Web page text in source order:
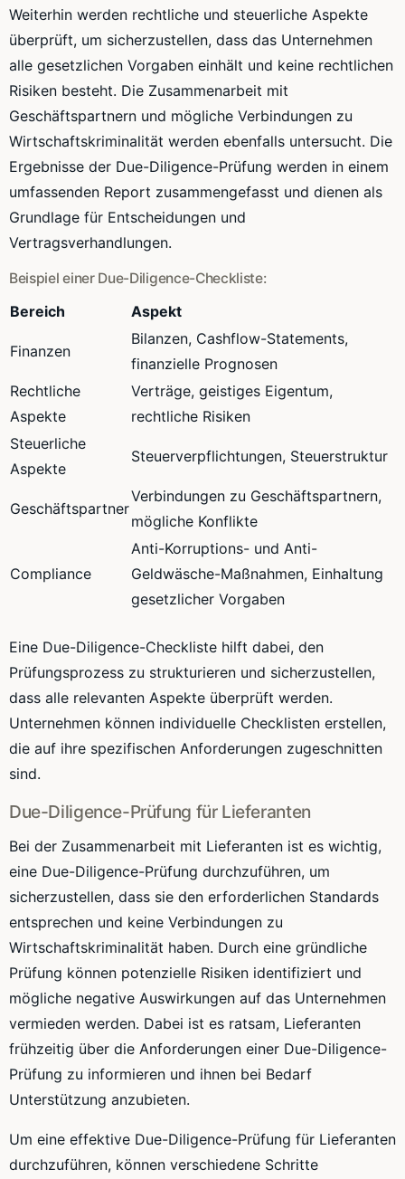
Weiterhin werden rechtliche und steuerliche Aspekte
überprüft, um sicherzustellen, dass das Unternehmen
alle gesetzlichen Vorgaben einhält und keine rechtlichen
Risiken besteht. Die Zusammenarbeit mit
Geschäftspartnern und mögliche Verbindungen zu
Wirtschaftskriminalität werden ebenfalls untersucht. Die
Ergebnisse der Due-Diligence-Prüfung werden in einem
umfassenden Report zusammengefasst und dienen als
Grundlage für Entscheidungen und
Vertragsverhandlungen.
Beispiel einer Due-Diligence-Checkliste:
Bereich Aspekt
Finanzen
Bilanzen, Cashflow-Statements,
finanzielle Prognosen
Rechtliche
Aspekte
Verträge, geistiges Eigentum,
rechtliche Risiken
Steuerliche
Aspekte
Steuerverpflichtungen, Steuerstruktur
Geschäftspartner
Verbindungen zu Geschäftspartnern,
mögliche Konflikte
Compliance
Anti-Korruptions- und Anti-
Geldwäsche-Maßnahmen, Einhaltung
gesetzlicher Vorgaben
Eine Due-Diligence-Checkliste hilft dabei, den
Prüfungsprozess zu strukturieren und sicherzustellen,
dass alle relevanten Aspekte überprüft werden.
Unternehmen können individuelle Checklisten erstellen,
die auf ihre spezifischen Anforderungen zugeschnitten
sind.
Due-Diligence-Prüfung für Lieferanten
Bei der Zusammenarbeit mit Lieferanten ist es wichtig,
eine Due-Diligence-Prüfung durchzuführen, um
sicherzustellen, dass sie den erforderlichen Standards
entsprechen und keine Verbindungen zu
Wirtschaftskriminalität haben. Durch eine gründliche
Prüfung können potenzielle Risiken identifiziert und
mögliche negative Auswirkungen auf das Unternehmen
vermieden werden. Dabei ist es ratsam, Lieferanten
frühzeitig über die Anforderungen einer Due-Diligence-
Prüfung zu informieren und ihnen bei Bedarf
Unterstützung anzubieten.
Um eine effektive Due-Diligence-Prüfung für Lieferanten
durchzuführen, können verschiedene Schritte